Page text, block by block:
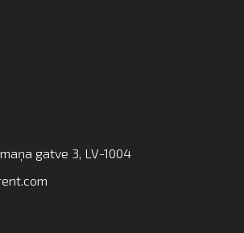
gatve 3, LV-1004